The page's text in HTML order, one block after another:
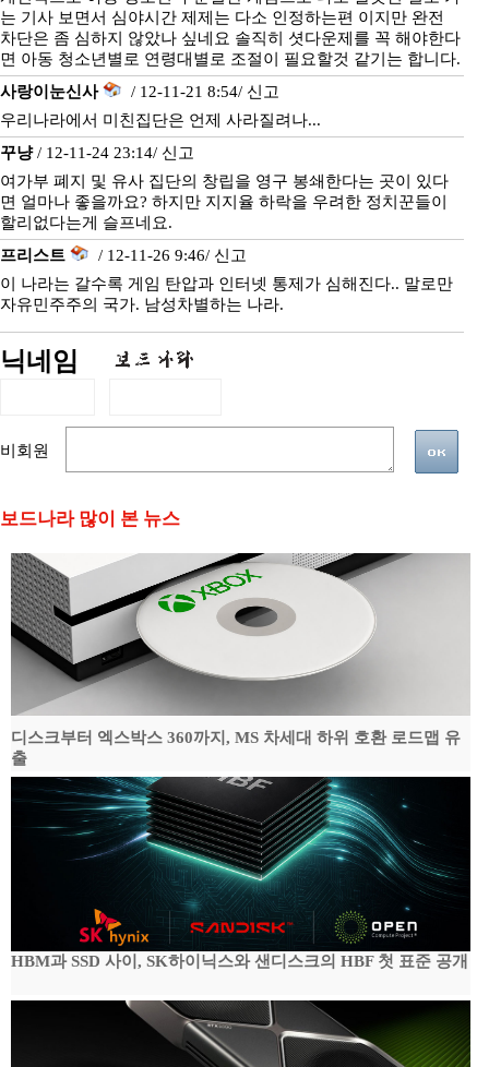
는 기사 보면서 심야시간 제제는 다소 인정하는편 이지만 완전
차단은 좀 심하지 않았나 싶네요 솔직히 셧다운제를 꼭 해야한다
면 아동 청소년별로 연령대별로 조절이 필요할것 같기는 합니다.
사랑이눈신사
/ 12-11-21 8:54/ 신고
우리나라에서 미친집단은 언제 사라질려나...
꾸냥/ 12-11-24 23:14/ 신고
여가부 폐지 및 유사 집단의 창립을 영구 봉쇄한다는 곳이 있다
면 얼마나 좋을까요? 하지만 지지율 하락을 우려한 정치꾼들이
할리없다는게 슬프네요.
프리스트
/ 12-11-26 9:46/ 신고
이 나라는 갈수록 게임 탄압과 인터넷 통제가 심해진다.. 말로만
자유민주주의 국가. 남성차별하는 나라.
닉네임
비회원
보드나라 많이 본 뉴스
디스크부터 엑스박스 360까지, MS 차세대 하위 호환 로드맵 유
출
HBM과 SSD 사이, SK하이닉스와 샌디스크의 HBF 첫 표준 공개